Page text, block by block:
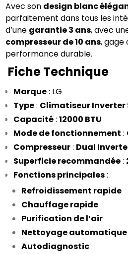
Avec son design blanc
parfaitement dans tous les
d’une garantie 3 ans, avec
compresseur de 10 ans, gage
performance durable.
Fiche Technique
Marque : LG
Type : Climatiseur Inverter
Capacité : 12000 BTU
Mode de fonctionnement :
Compresseur : Dual
Superficie recommandée :
Fonctions principales :
Refroidissement rapide
Chauffage rapide
Purification de l’air
Nettoyage automatique
Autodiagnostic